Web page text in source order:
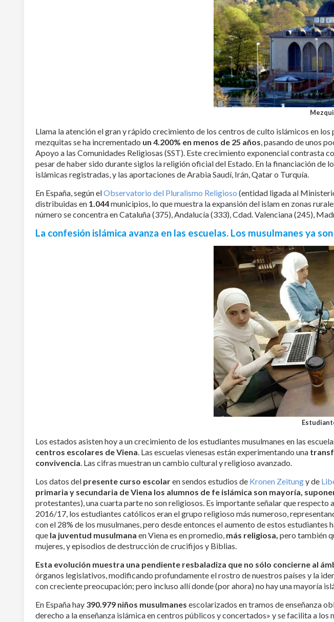
Llama la atención el gran y rápido crecimiento de los centros de culto islámicos en los
mezquitas se ha incrementado un 4.200% en menos de 25 años , pasando de unos
Apoyo a las Comunidades Religiosas (SST). Este crecimiento exponencial contrasta
pesar de haber sido durante siglos la religión oficial del Estado. En la financiación de
islámicas registradas, y las aportaciones de Arabia Saudí, Irán, Qatar o Turquía.
En España, según elObservatorio del Pluralismo Religioso (entidad ligada al
distribuidas en 1.044municipios, lo que muestra la expansión del islam en zonas
número se concentra en Cataluña (375), Andalucía (333), Cdad. Valenciana (245),
La confesión islámica avanza en las escuelas. Los musulmanes ya
Los estados asisten hoy a un crecimiento de los estudiantes musulmanes en las
centros escolares de Viena . Las escuelas vienesas están experimentando una
convivencia . Las cifras muestran un cambio cultural y religioso avanzado.
Los datos del presente curso escolaren sendos estudios de Kronen Zeitungy de
primaria y secundaria de Viena los alumnos de fe islámica son mayoría,
protestantes), una cuarta parte no son religiosos. Es importante señalar que
2016/17, los estudiantes católicos eran el grupo religioso más numeroso,
con el 28% de los musulmanes, pero desde entonces el aumento de estos
que la juventud musulmana en Viena es en promedio, más religiosa,pero también
mujeres, y episodios de destrucción de crucifijos y Biblias.
Esta evolución muestra una pendiente resbaladiza que no sólo concierne al
órganos legislativos, modificando profundamente el rostro de nuestros países y la
con creciente preocupación; pero incluso allí donde (por ahora) no hay una mayoría
En España hay 390.979 niños musulmanes escolarizados en tramos de enseñanza
derecho a la enseñanza islámica en centros públicos y concertados» y se facilita a